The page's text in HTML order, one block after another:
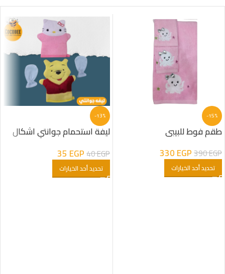
-15%
طقم فوط للبيبي
390EGP
330EGP
تحديد أحد الخيارات
-13%
ليفة استحمام جوانتي اشكال
40EGP
35 EGP
تحديد أحد الخيارات